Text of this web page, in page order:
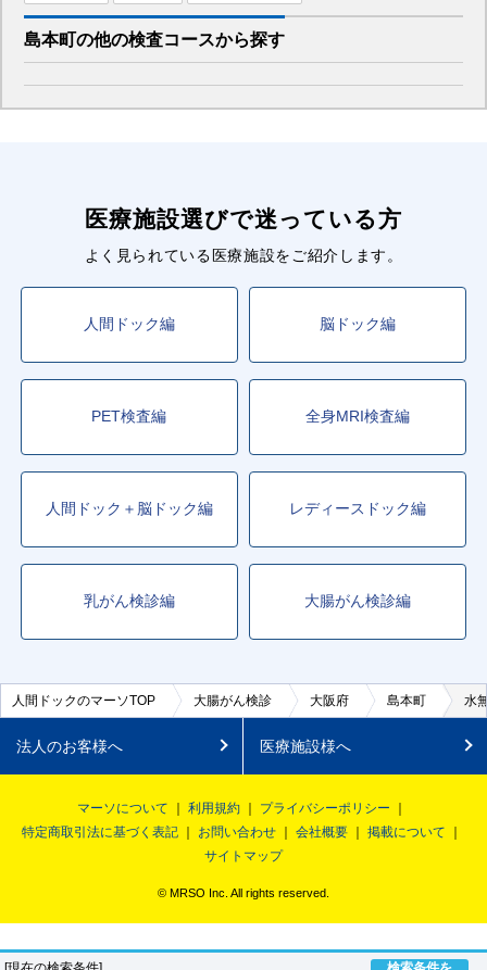
島本町の他の検査コースから探す
医療施設選びで迷っている方
よく見られている医療施設をご紹介します。
人間ドック編 脳ドック編
PET検査編 全身MRI検査編
人間ドック＋脳ドック編 レディースドック編
乳がん検診編 大腸がん検診編
人間ドックのマーソTOP 大腸がん検診 大阪府 島本町 水
法人のお客様へ 医療施設様へ
マーソについて 利用規約
プライバシーポリシー
特定商取引法に基づく表記
お問い合わせ 会社概要
掲載について
サイトマップ
© MRSO Inc. All rights reserved.